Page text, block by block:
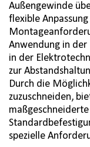
Außengewinde
flexible
Anwendung in
in der
zur
Durch die
zuzuschneiden,
spezielle